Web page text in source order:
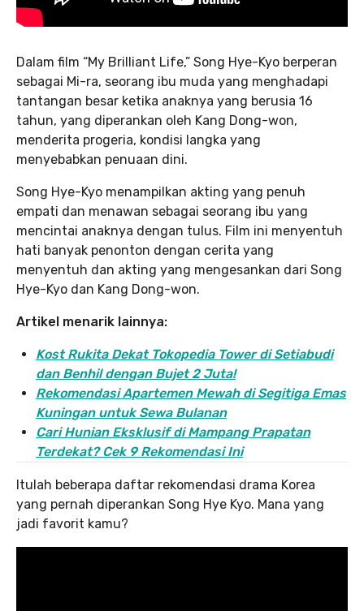
Dalam film “My Brilliant Life,” Song Hye-Kyo berperan
sebagai Mi-ra, seorang ibu muda yang menghadapi
tantangan besar ketika anaknya yang berusia 16
tahun, yang diperankan oleh Kang Dong-won,
menderita progeria, kondisi langka yang
menyebabkan penuaan dini.
Song Hye-Kyo menampilkan akting yang penuh
empati dan menawan sebagai seorang ibu yang
mencintai anaknya dengan tulus. Film ini menyentuh
hati banyak penonton dengan cerita yang
menyentuh dan akting yang mengesankan dari Song
Hye-Kyo dan Kang Dong-won.
Artikel menarik lainnya:
Kost Rukita Dekat Tokopedia Tower di Setiabudi
dan Benhil dengan Bujet 2 Juta!
Rekomendasi Apartemen Mewah di Segitiga Emas
Kuningan untuk Sewa Bulanan
Cari Hunian Eksklusif di Mampang Prapatan
Terdekat? Cek 9 Rekomendasi Ini
Itulah beberapa daftar rekomendasi drama Korea
yang pernah diperankan Song Hye Kyo. Mana yang
jadi favorit kamu?